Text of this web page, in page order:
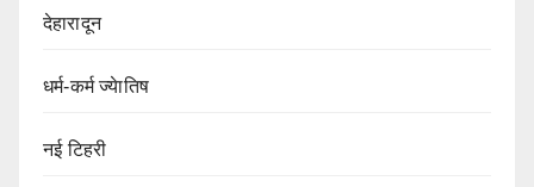
देहारादून
धर्म-कर्म ज्येातिष
नई टिहरी